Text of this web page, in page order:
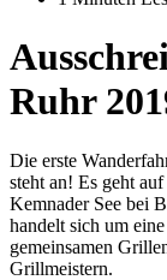
Ruhr
Die erste
steht an! Es geht
Kemnader See bei
handelt sich um
gemeinsamen
Grillmeistern.